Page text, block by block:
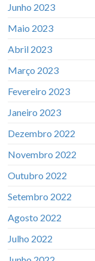
Junho 2023
Maio 2023
Abril 2023
Março 2023
Fevereiro 2023
Janeiro 2023
Dezembro 2022
Novembro 2022
Outubro 2022
Setembro 2022
Agosto 2022
Julho 2022